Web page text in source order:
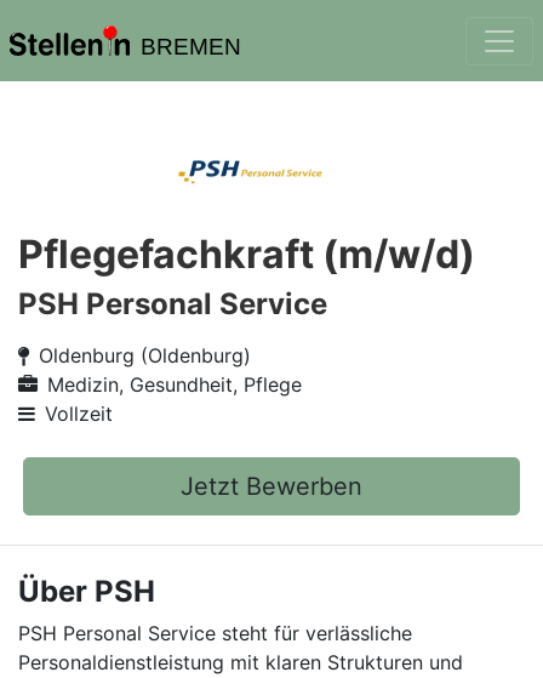
BREMEN
Pflegefachkraft (m/w/d)
PSH Personal Service
Oldenburg (Oldenburg)
Medizin, Gesundheit, Pflege
Vollzeit
Jetzt Bewerben
Über PSH
PSH Personal Service steht für verlässliche
Personaldienstleistung mit klaren Strukturen und